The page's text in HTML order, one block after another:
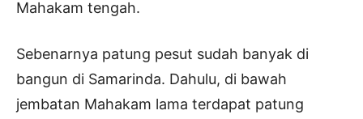
Mahakam tengah.
Sebenarnya patung pesut sudah banyak di
bangun di Samarinda. Dahulu, di bawah
jembatan Mahakam lama terdapat patung